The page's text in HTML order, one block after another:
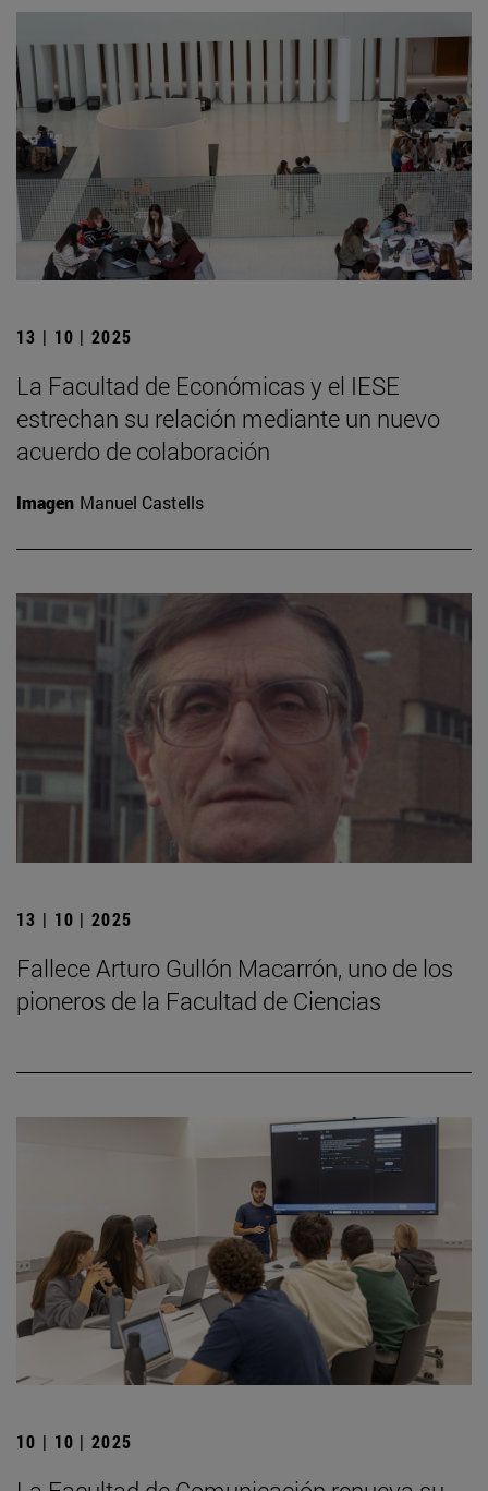
13 | 10 | 2025
La Facultad de Económicas y el IESE
estrechan su relación mediante un nuevo
acuerdo de colaboración
Imagen Manuel Castells
13 | 10 | 2025
Fallece Arturo Gullón Macarrón, uno de los
pioneros de la Facultad de Ciencias
10 | 10 | 2025